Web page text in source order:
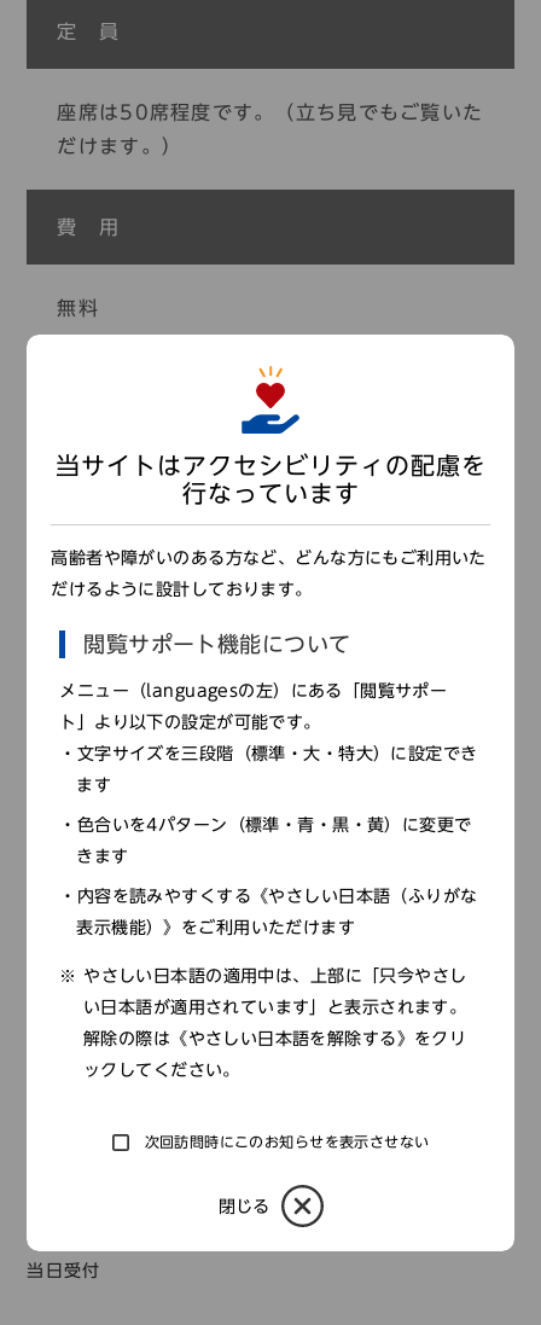
定 員
座席は50席程度です。（立ち見でもご覧いた
だけます。）
費 用
無料
お申し込み方法
当日受付
当サイトはアクセシビリティの配慮を
行なっています
高齢者や障がいのある方など、どんな方にもご利用いた
だけるように設計しております。
閲覧サポート機能について
メニュー（languagesの左）にある「閲覧サポー
ト」より以下の設定が可能です。
文字サイズを三段階（標準・大・特大）に設定でき
ます
色合いを4パターン（標準・青・黒・黄）に変更で
きます
内容を読みやすくする《やさしい日本語（ふりがな
表示機能）》をご利用いただけます
やさしい日本語の適用中は、上部に「只今やさし
い日本語が適用されています」と表示されます。
解除の際は《やさしい日本語を解除する》をクリ
ックしてください。
次回訪問時にこのお知らせを表示させない
閉じる